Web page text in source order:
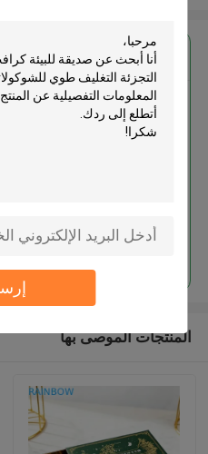
احصل على
صديقة
المنتجات الموصى بها